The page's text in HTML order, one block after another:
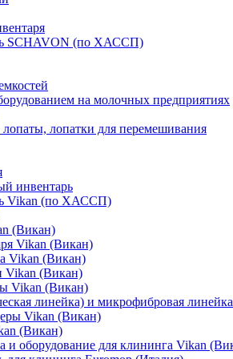
SCHAVON (по ХАССП)
на молочных предприятиях
лопатки для перемешивания
инвентарь
Vikan (по ХАССП)
(Викан)
Vikan (Викан)
Vikan (Викан)
Vikan (Викан)
Vikan (Викан)
линейка) и микрофибровая линейка
Vikan (Викан)
(Викан)
и оборудование для клининга Vikan